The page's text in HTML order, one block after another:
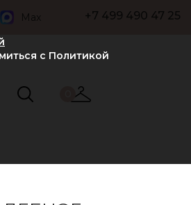
Max +7 499 490 47 25
с Политикой